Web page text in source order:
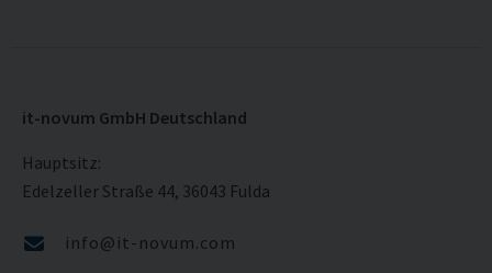
it-novum GmbH Deutschland
Hauptsitz:
Edelzeller Straße 44, 36043 Fulda
info@it-novum.com